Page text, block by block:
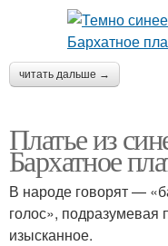
читать дальше →
Платье из
Бархатное
В народе говорят —
голос», подразумевая
изысканное.